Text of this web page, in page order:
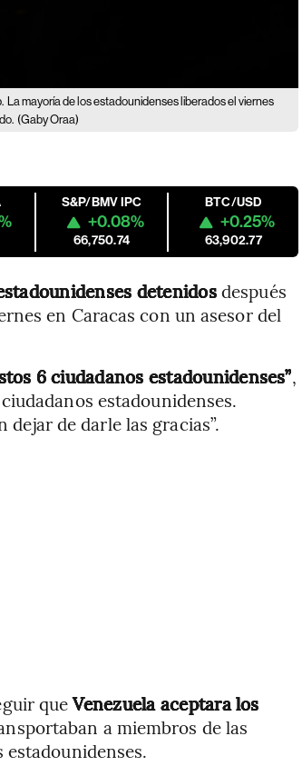
La mayoría de los estadounidenses liberados el viernes
(Gaby Oraa)
S&P/BMV IPC
+0.08%
66,750.74
BTC/USD
+0.25%
63,902.77
detenidosdespués
en Caracas con un asesor del
6 ciudadanos estadounidenses”,
estadounidenses.
de darle las gracias”.
queVenezuela aceptara los
a miembros de las